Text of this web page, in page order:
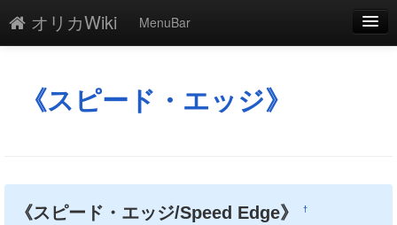
オリカWiki
MenuBar
添付
最終更新
《スピード・エッジ》
《スピード・エッジ/Speed Edge》†